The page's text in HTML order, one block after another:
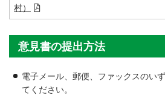
村）
意見書の提出方法
電子メール、郵便、ファックスのい
てください。